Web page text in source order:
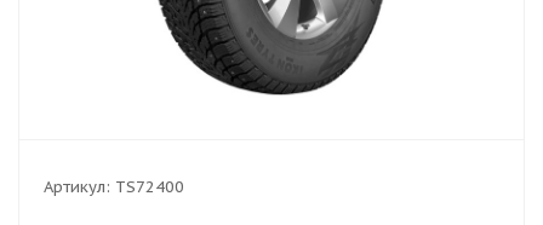
Артикул: TS72400